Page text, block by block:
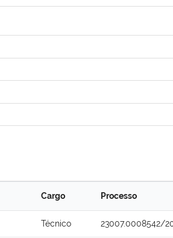
Cargo Processo
Técnico 23007.0008542/